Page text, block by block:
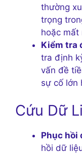
thường
trọng
hoặc mất
Kiểm tra
tra định
vấn đề
sự cố lớn
Cứu Dữ
Phục hồi
hồi dữ